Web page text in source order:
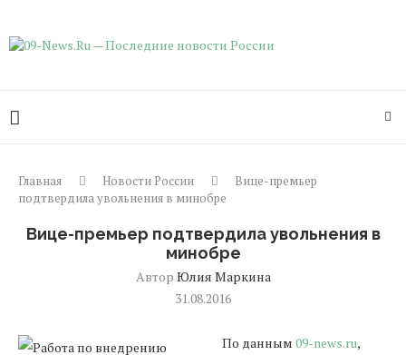
Главная Новости России
Вице-премьер
подтвердила увольнения в минобре
Вице-премьер подтвердила увольнения в
минобре
Автор Юлия Маркина
31.08.2016
По данным 09-news.ru,